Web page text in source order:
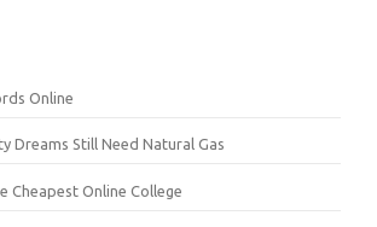
Online
Dreams Still Need Natural Gas
Cheapest Online College